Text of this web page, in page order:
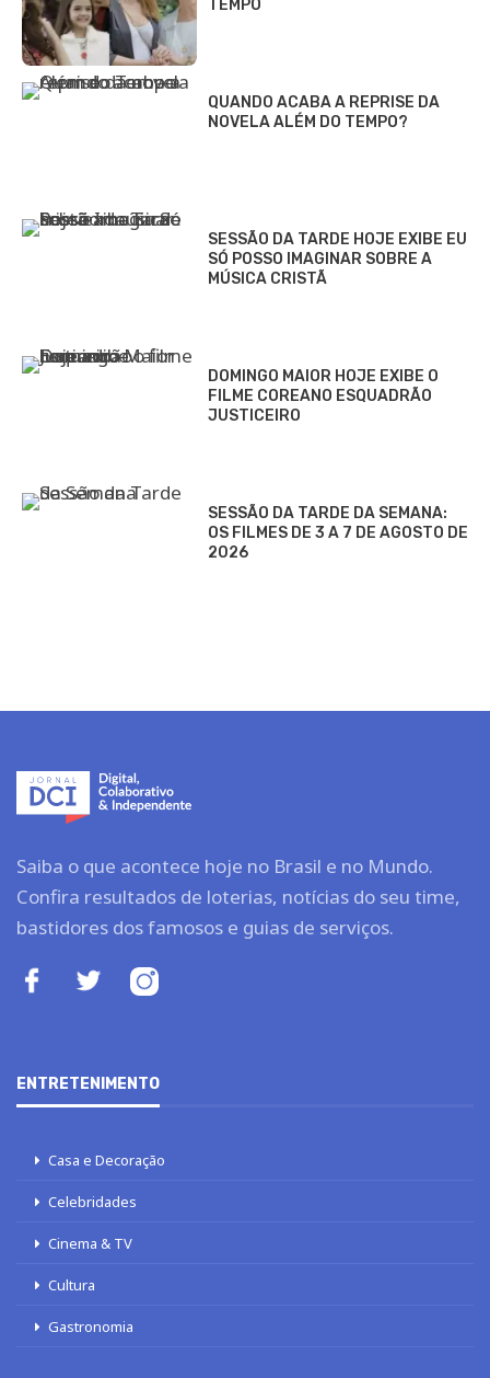
TEMPO
QUANDO ACABA A REPRISE DA
NOVELA ALÉM DO TEMPO?
SESSÃO DA TARDE HOJE EXIBE EU
SÓ POSSO IMAGINAR SOBRE A
MÚSICA CRISTÃ
DOMINGO MAIOR HOJE EXIBE O
FILME COREANO ESQUADRÃO
JUSTICEIRO
SESSÃO DA TARDE DA SEMANA:
OS FILMES DE 3 A 7 DE AGOSTO DE
2026
Saiba o que acontece hoje no Brasil e no Mundo.
Confira resultados de loterias, notícias do seu time,
bastidores dos famosos e guias de serviços.
ENTRETENIMENTO
Casa e Decoração
Celebridades
Cinema & TV
Cultura
Gastronomia